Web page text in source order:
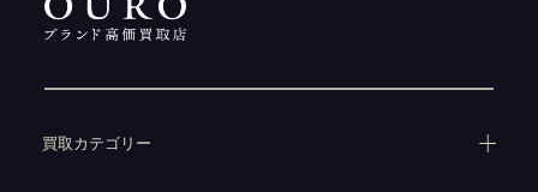
買取カテゴリー